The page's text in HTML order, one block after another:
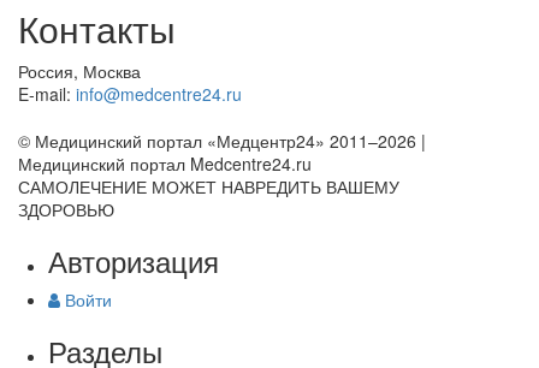
Контакты
Россия, Москва
E-mail: info@medcentre24.ru
© Медицинский портал «Медцентр24» 2011–2026 |
Медицинский портал Medcentre24.ru
САМОЛЕЧЕНИЕ МОЖЕТ НАВРЕДИТЬ ВАШЕМУ
ЗДОРОВЬЮ
Авторизация
Войти
Разделы